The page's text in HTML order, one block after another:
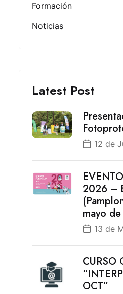
Formación
Noticias
Latest Post
12 de
2026 –
mayo
13 de
CURSO
OCT”